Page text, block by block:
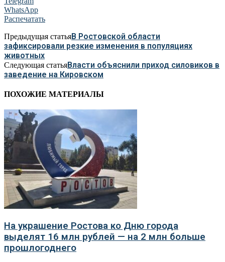
WhatsApp
Распечатать
Предыдущая статьяВ Ростовской области
зафиксировали резкие изменения в популяциях
животных
Следующая статьяВласти объяснили приход силовиков в
заведение на Кировском
ПОХОЖИЕ МАТЕРИАЛЫ
На украшение Ростова ко Дню города
выделят 16 млн рублей — на 2 млн больше
прошлогоднего